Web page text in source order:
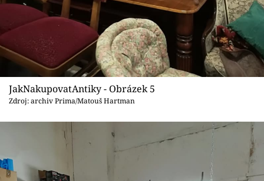
JakNakupovatAntiky - Obrázek 5
Zdroj: archiv Prima/Matouš Hartman